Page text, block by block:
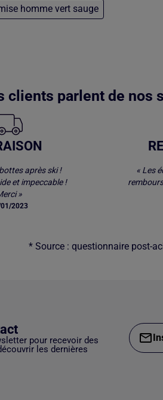
homme vert sauge
clients parlent de nos
après ski !
et impeccable !
»
2023
« Les
* Source : questionnaire post-
pour recevoir des
les dernières